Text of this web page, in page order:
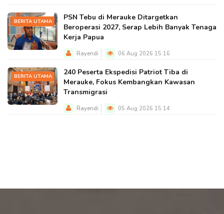
BERITA UTAMA
PSN Tebu di Merauke Ditargetkan
Beroperasi 2027, Serap Lebih Banyak Tenaga
Kerja Papua
Rayendi 06 Aug 2026 15:16
BERITA UTAMA
240 Peserta Ekspedisi Patriot Tiba di
Merauke, Fokus Kembangkan Kawasan
Transmigrasi
Rayendi 05 Aug 2026 15:14